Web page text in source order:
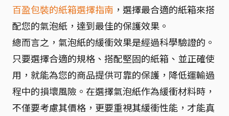
百盈包裝的紙箱選擇指南 ，選擇最合適的紙箱來搭
配您的氣泡紙，達到最佳的保護效果。
總而言之，氣泡紙的緩衝效果是經過科學驗證的。
只要選擇合適的規格、搭配堅固的紙箱、並正確使
用，就能為您的商品提供可靠的保護，降低運輸過
程中的損壞風險。在選擇氣泡紙作為緩衝材料時，
不僅要考慮其價格，更要重視其緩衝性能，才能真